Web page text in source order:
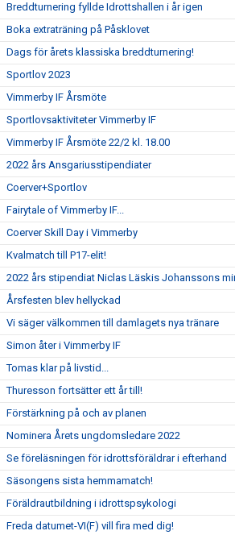
Breddturnering fyllde Idrottshallen i år igen
Boka extraträning på Påsklovet
Dags för årets klassiska breddturnering!
Sportlov 2023
Vimmerby IF Årsmöte
Sportlovsaktiviteter Vimmerby IF
Vimmerby IF Årsmöte 22/2 kl. 18.00
2022 års Ansgariusstipendiater
Coerver+Sportlov
Fairytale of Vimmerby IF...
Coerver Skill Day i Vimmerby
Kvalmatch till P17-elit!
2022 års stipendiat Niclas Läskis Johanssons
Årsfesten blev hellyckad
Vi säger välkommen till damlagets nya tränare
Simon åter i Vimmerby IF
Tomas klar på livstid...
Thuresson fortsätter ett år till!
Förstärkning på och av planen
Nominera Årets ungdomsledare 2022
Se föreläsningen för idrottsföräldrar i efterhand
Säsongens sista hemmamatch!
Föräldrautbildning i idrottspsykologi
Freda datumet-VI(F) vill fira med dig!